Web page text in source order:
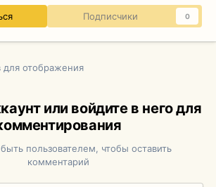
Подписчики 0
отображения
или войдите в него для
пользователем, чтобы оставить
комментарий